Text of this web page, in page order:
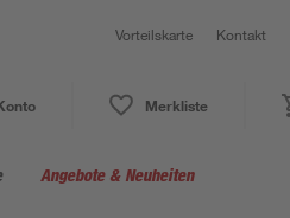
Vorteilskarte Kontakt
Merkliste
Angebote & Neuheiten